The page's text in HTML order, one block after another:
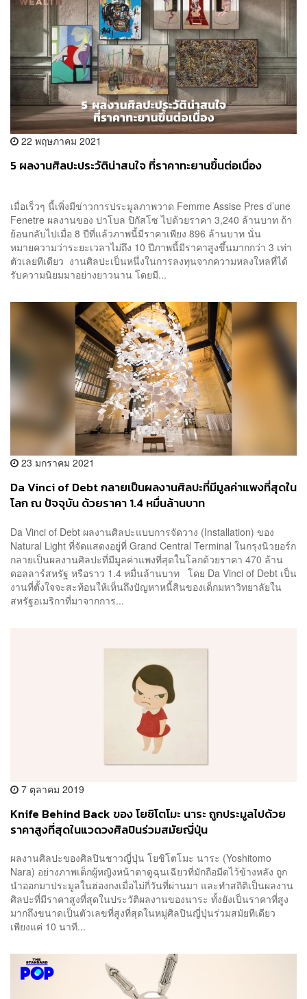
22 พฤษภาคม 2021
5 ผลงานศิลปะประวัติน่าสนใจ ที่ราคาทะยานขึ้นต่อเนื่อง
เมื่อเร็วๆ นี้เพิ่งมีข่าวการประมูลภาพวาด Femme Assise Pres d’une
Fenetre ผลงานของ ปาโบล ปิกัสโซ ไปด้วยราคา 3,240 ล้านบาท ถ้า
ย้อนกลับไปเมื่อ 8 ปีที่แล้วภาพนี้มีราคาเพียง 896 ล้านบาท นั่น
หมายความว่าระยะเวลาไม่ถึง 10 ปีภาพนี้มีราคาสูงขึ้นมากกว่า 3 เท่า
ตัวเลยทีเดียว งานศิลปะเป็นหนึ่งในการลงทุนจากความหลงใหลที่ได้
รับความนิยมมาอย่างยาวนาน โดยมี...
23 มกราคม 2021
Da Vinci of Debt กลายเป็นผลงานศิลปะที่มีมูลค่าแพงที่สุดใน
โลก ณ ปัจจุบัน ด้วยราคา 1.4 หมื่นล้านบาท
Da Vinci of Debt ผลงานศิลปะแบบการจัดวาง (Installation) ของ
Natural Light ที่จัดแสดงอยู่ที่ Grand Central Terminal ในกรุงนิวยอร์ก
กลายเป็นผลงานศิลปะที่มีมูลค่าแพงที่สุดในโลกด้วยราคา 470 ล้าน
ดอลลาร์สหรัฐ หรือราว 1.4 หมื่นล้านบาท โดย Da Vinci of Debt เป็น
งานที่ตั้งใจจะสะท้อนให้เห็นถึงปัญหาหนี้สินของเด็กมหาวิทยาลัยใน
สหรัฐอเมริกาที่มาจากการ...
7 ตุลาคม 2019
Knife Behind Back ของ โยชิโตโมะ นาระ ถูกประมูลไปด้วย
ราคาสูงที่สุดในแวดวงศิลปินร่วมสมัยญี่ปุ่น
ผลงานศิลปะของศิลปินชาวญี่ปุ่น โยชิโตโมะ นาระ (Yoshitomo
Nara) อย่างภาพเด็กผู้หญิงหน้าตาดูฉุนเฉียวที่มักถือมีดไว้ข้างหลัง ถูก
นำออกมาประมูลในฮ่องกงเมื่อไม่กี่วันที่ผ่านมา และทำสถิติเป็นผลงาน
ศิลปะที่มีราคาสูงที่สุดในประวัติผลงานของนาระ ทั้งยังเป็นราคาที่สูง
มากถึงขนาดเป็นตัวเลขที่สูงที่สุดในหมู่ศิลปินญี่ปุ่นร่วมสมัยทีเดียว
เพียงแค่ 10 นาที...